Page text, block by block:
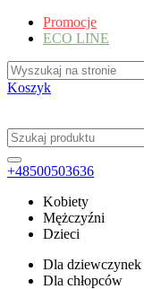
Promocje
ECO LINE
Koszyk
+48500503636
Kobiety
Mężczyźni
Dzieci
Dla dziewczynek
Dla chłopców